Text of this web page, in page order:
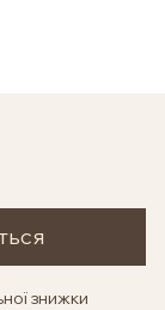
знижки